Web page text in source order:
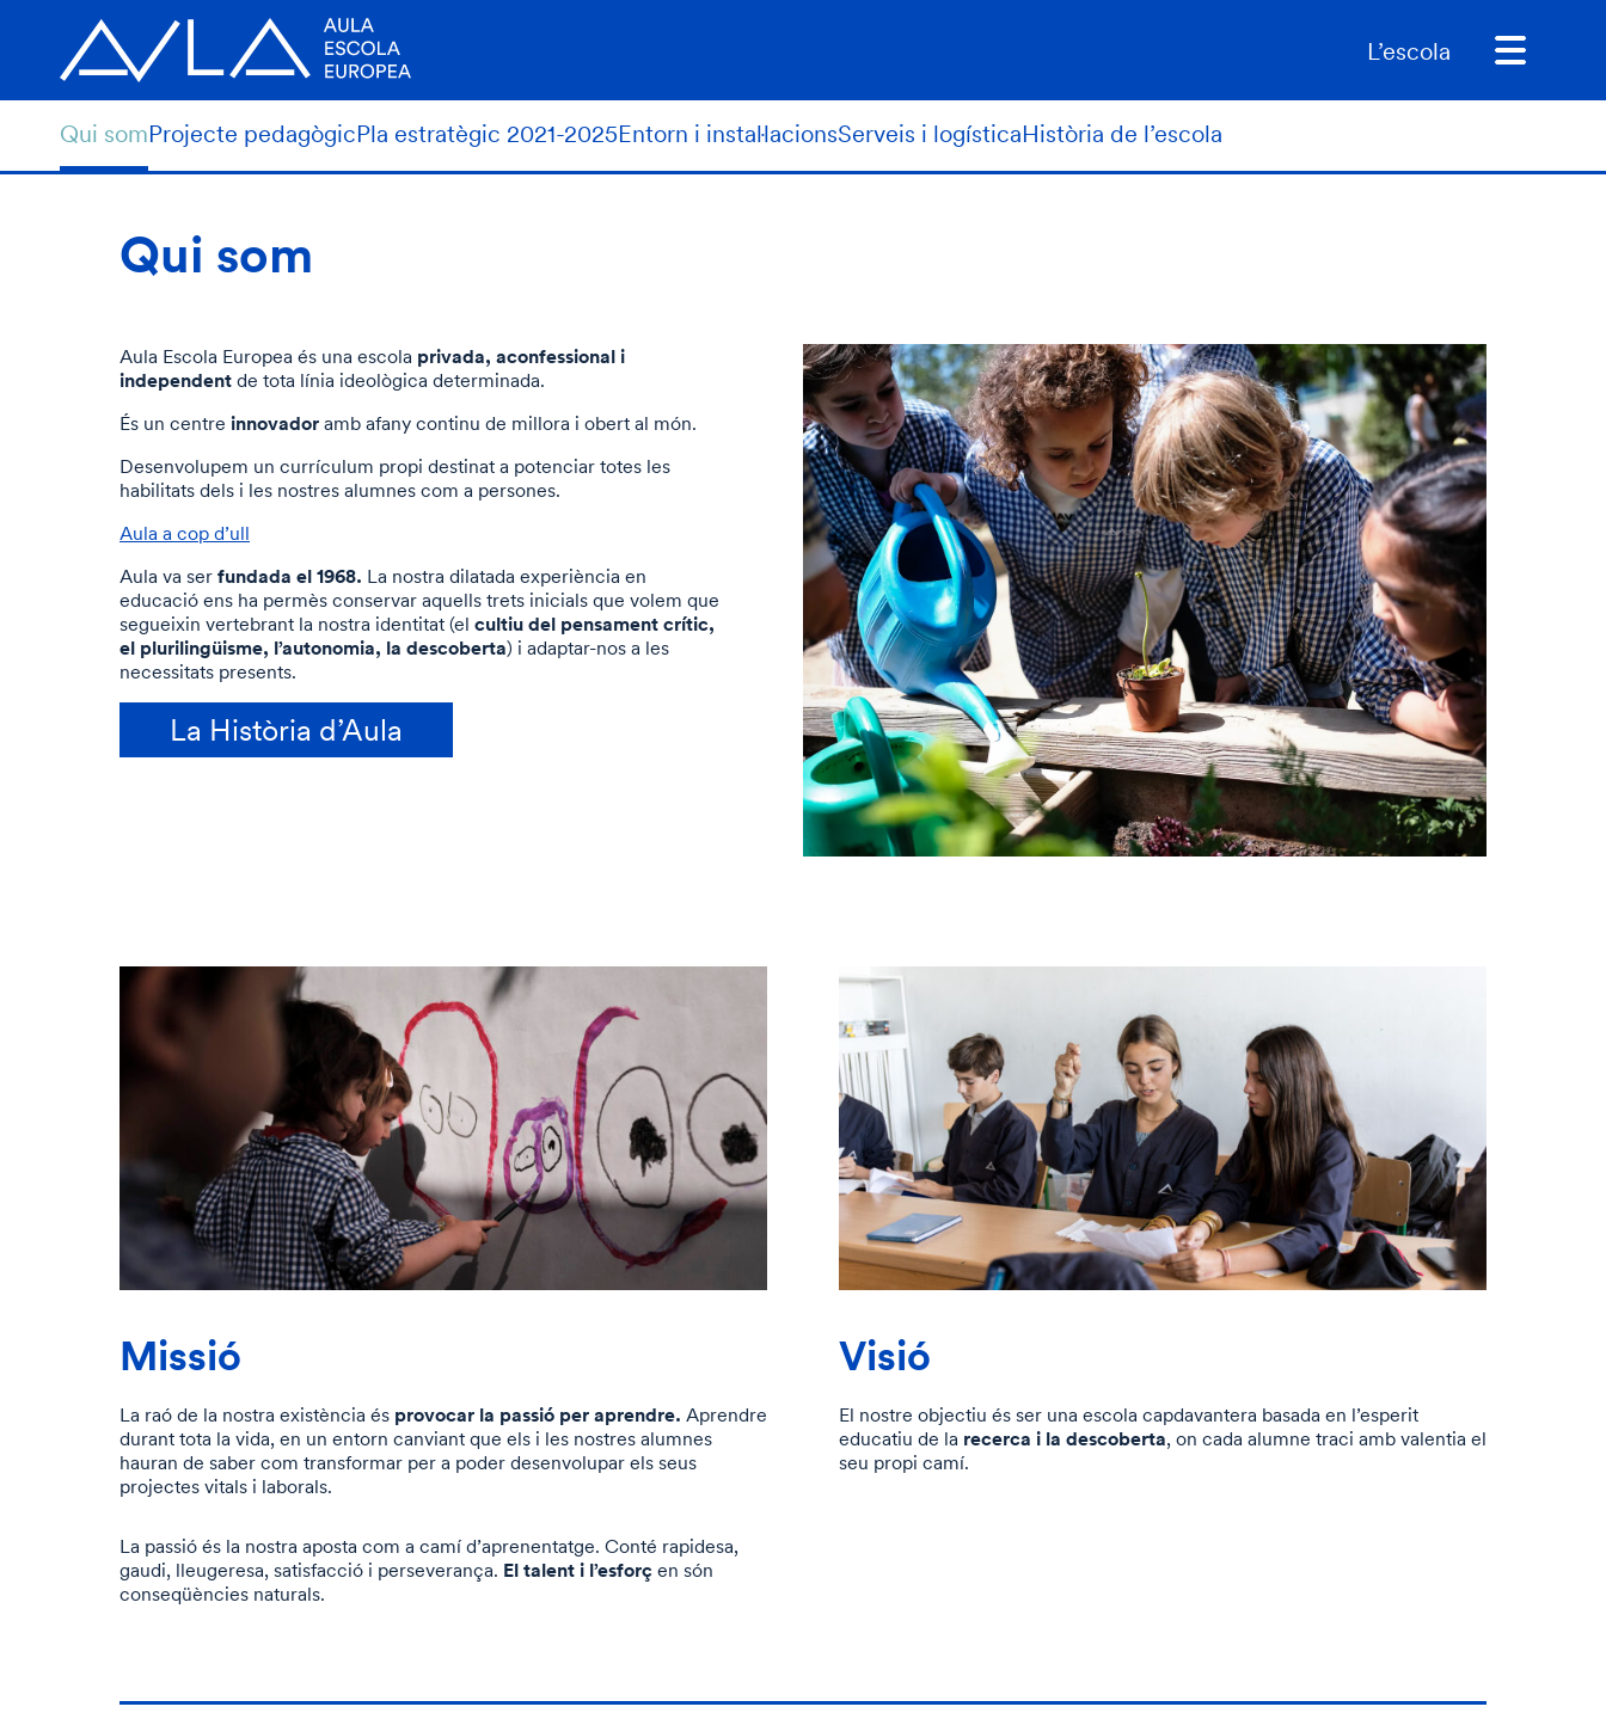
L’escola
Qui somProjecte pedagògicPla estratègic 2021-2025Entorn i instal·lacionsServeis i logísticaHistòria de l’escola
Qui som
Aula Escola Europea és una escola privada, aconfessional i
independent de tota línia ideològica determinada.
És un centre innovador amb afany continu de millora i obert al món.
Desenvolupem un currículum propi destinat a potenciar totes les
habilitats dels i les nostres alumnes com a persones.
Aula a cop d’ull
Aula va ser fundada el 1968. La nostra dilatada experiència en
educació ens ha permès conservar aquells trets inicials que volem que
segueixin vertebrant la nostra identitat (el cultiu del pensament crític,
el plurilingüisme, l’autonomia, la descoberta) i adaptar-nos a les
necessitats presents.
La Història d’Aula
Missió
La raó de la nostra existència és provocar la passió per aprendre. Aprendre
durant tota la vida, en un entorn canviant que els i les nostres alumnes
hauran de saber com transformar per a poder desenvolupar els seus
projectes vitals i laborals.
La passió és la nostra aposta com a camí d’aprenentatge. Conté rapidesa,
gaudi, lleugeresa, satisfacció i perseverança. El talent i l’esforç en són
conseqüències naturals.
Visió
El nostre objectiu és ser una escola capdavantera basada en l’esperit
educatiu de la recerca i la descoberta, on cada alumne traci amb valentia el
seu propi camí.